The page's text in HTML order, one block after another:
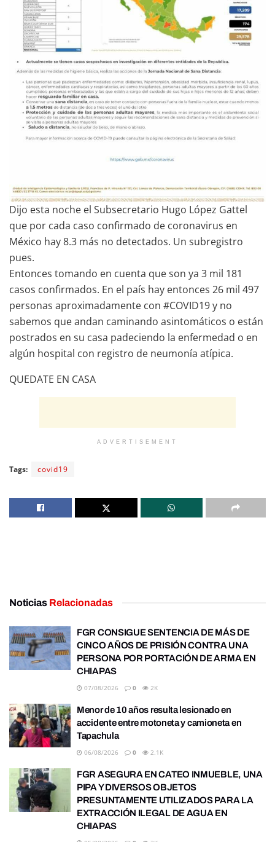
Dijo esta noche el Subsecretario Hugo López Gattel
que por cada caso confirmado de coronavirus en
México hay 8.3 más no detectados. Un subregistro
pues.
Entonces tomando en cuenta que son ya 3 mil 181
casos confirmados. En el país hay entonces 26 mil 497
personas aproximadamente con #COVID19 y no
sabemos que andan caminando asintomáticos o están
postrados en su casa padeciendo la enfermedad o en
algún hospital con registro de neumonía atípica.
QUEDATE EN CASA
ADVERTISEMENT
Tags: covid19
Noticias Relacionadas
FGR CONSIGUE SENTENCIA DE MÁS DE
CINCO AÑOS DE PRISIÓN CONTRA UNA
PERSONA POR PORTACIÓN DE ARMA EN
CHIAPAS
07/08/2026 0 2K
Menor de 10 años resulta lesionado en
accidente entre motoneta y camioneta en
Tapachula
06/08/2026 0 2.1K
FGR ASEGURA EN CATEO INMUEBLE, UNA
PIPA Y DIVERSOS OBJETOS
PRESUNTAMENTE UTILIZADOS PARA LA
EXTRACCIÓN ILEGAL DE AGUA EN
CHIAPAS